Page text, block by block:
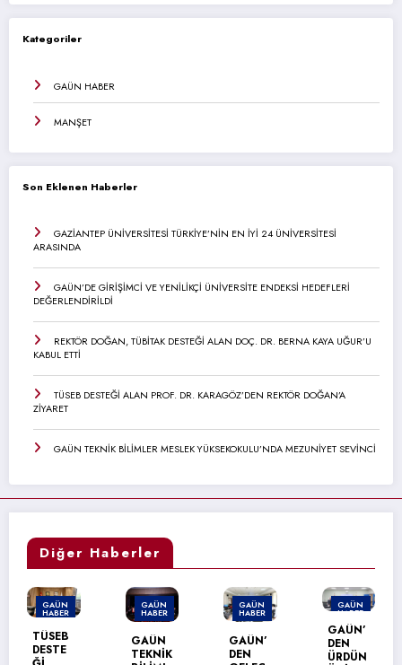
Kategoriler
GAÜN HABER
MANŞET
Son Eklenen Haberler
GAZİANTEP ÜNİVERSİTESİ TÜRKİYE’NİN EN İYİ 24 ÜNİVERSİTESİ
ARASINDA
GAÜN’DE GİRİŞİMCİ VE YENİLİKÇİ ÜNİVERSİTE ENDEKSİ HEDEFLERİ
DEĞERLENDİRİLDİ
REKTÖR DOĞAN, TÜBİTAK DESTEĞİ ALAN DOÇ. DR. BERNA KAYA UĞUR’U
KABUL ETTİ
TÜSEB DESTEĞİ ALAN PROF. DR. KARAGÖZ’DEN REKTÖR DOĞAN’A
ZİYARET
GAÜN TEKNİK BİLİMLER MESLEK YÜKSEKOKULU’NDA MEZUNİYET SEVİNCİ
Diğer Haberler
GAÜN
HABER
GAÜN
TEKNİK
HABER
GAÜN’
DEN
GAÜN
HABER
DEN
GAÜN
HABER
NACİ